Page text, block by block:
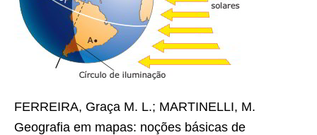
FERREIRA, Graça M. L.; MARTINELLI, M.
Geografia em mapas: noções básicas de